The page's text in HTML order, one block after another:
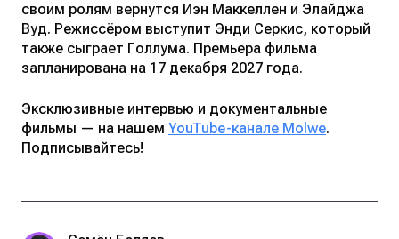
своим ролям вернутся Иэн Маккеллен и Элайджа
Вуд. Режиссёром выступит Энди Серкис, который
также сыграет Голлума. Премьера фильма
запланирована на 17 декабря 2027 года.
Эксклюзивные интервью и документальные
фильмы — на нашем YouTube-канале Molwe.
Подписывайтесь!